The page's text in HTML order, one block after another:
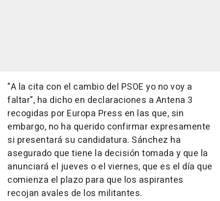
"A la cita con el cambio del PSOE yo no voy a
faltar", ha dicho en declaraciones a Antena 3
recogidas por Europa Press en las que, sin
embargo, no ha querido confirmar expresamente
si presentará su candidatura. Sánchez ha
asegurado que tiene la decisión tomada y que la
anunciará el jueves o el viernes, que es el día que
comienza el plazo para que los aspirantes
recojan avales de los militantes.